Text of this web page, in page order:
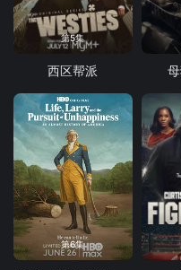
第5集
西区帮派
第6集